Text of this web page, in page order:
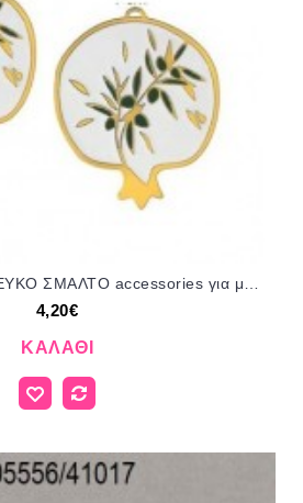
4,20€
ΚΑΛΆΘΙ